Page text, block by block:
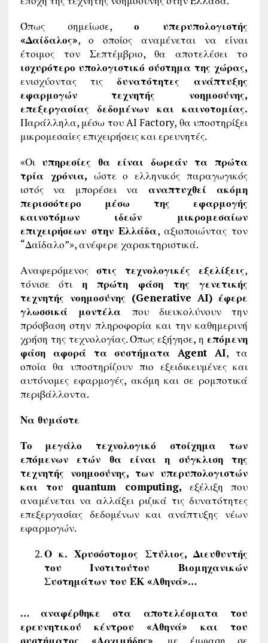
Όπως σημείωσε,ο υπερυπολογιστής
«Δαίδαλος», ο οποίος αναμένεται να είναι
έτοιμος τον Σεπτέμβριο, θα αποτελέσει το
ισχυρότερο υπολογιστικό σύστημα της χώρας,
ενισχύοντας τιςδυνατότητες ανάπτυξης
εφαρμογών τεχνητής νοημοσύνης,
επεξεργασίας δεδομένων και καινοτομίας.
Παράλληλα, μέσω του AI Factory, θα υποστηρίξει
μικρομεσαίες επιχειρήσεις και ερευνητές.
«Οι υπηρεσίες θα είναι δωρεάν τα πρώτα
τρία χρόνια, ώστε ο ελληνικός παραγωγικός
ιστός να μπορέσει να αναπτυχθεί ακόμη
περισσότερο μέσω της εφαρμογής
καινοτόμων ιδεών μικρομεσαίων
επιχειρήσεων στην Ελλάδα, αξιοποιώντας τον
“Δαίδαλο”», ανέφερε χαρακτηριστικά.
Αναφερόμενος στις τεχνολογικές εξελίξεις,
τόνισε ότι η πρώτη φάση της γενετικής
τεχνητής νοημοσύνης (Generative AI) έφερε
γλωσσικά μοντέλα που διευκολύνουν την
πρόσβαση στην πληροφορία και την καθημερινή
χρήση της τεχνολογίας. Όπως εξήγησε, ηεπόμενη
φάση αφορά τα συστήματα Agent AI, τα
οποία θα υποστηρίζουν πιο εξειδικευμένες και
αυτόνομες εφαρμογές, ακόμη και σε ρομποτικά
περιβάλλοντα.
Να θυμάστε
Το
μεγάλο τεχνολογικό στοίχημα των
επόμενων ετών θα είναι η σύγκλιση της
τεχνητής νοημοσύνης, των υπερυπολογιστών
και του quantum computing, εξέλιξη που
αναμένεται να αλλάξει ριζικά τις δυνατότητες
επεξεργασίας δεδομένων και ανάπτυξης νέων
εφαρμογών.
Ο κ. Χρυσόστομος Στύλιος, Διευθυντής
του Ινστιτούτου Βιομηχανικών
Συστημάτων του ΕΚ «Αθηνά»…
… αναφέρθηκε στα αποτελέσματα του
ερευνητικού κέντρου «Αθηνά» και του
συστήματος «Αρχιμήδης», με έμφαση σε